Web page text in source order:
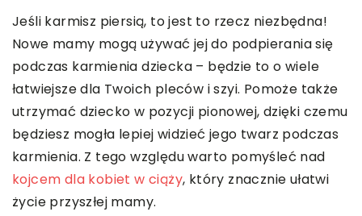
Jeśli karmisz piersią, to jest to rzecz niezbędna!
Nowe mamy mogą używać jej do podpierania się
podczas karmienia dziecka – będzie to o wiele
łatwiejsze dla Twoich pleców i szyi. Pomoże także
utrzymać dziecko w pozycji pionowej, dzięki czemu
będziesz mogła lepiej widzieć jego twarz podczas
karmienia. Z tego względu warto pomyśleć nad
kojcem dla kobiet w ciąży, który znacznie ułatwi
życie przyszłej mamy.